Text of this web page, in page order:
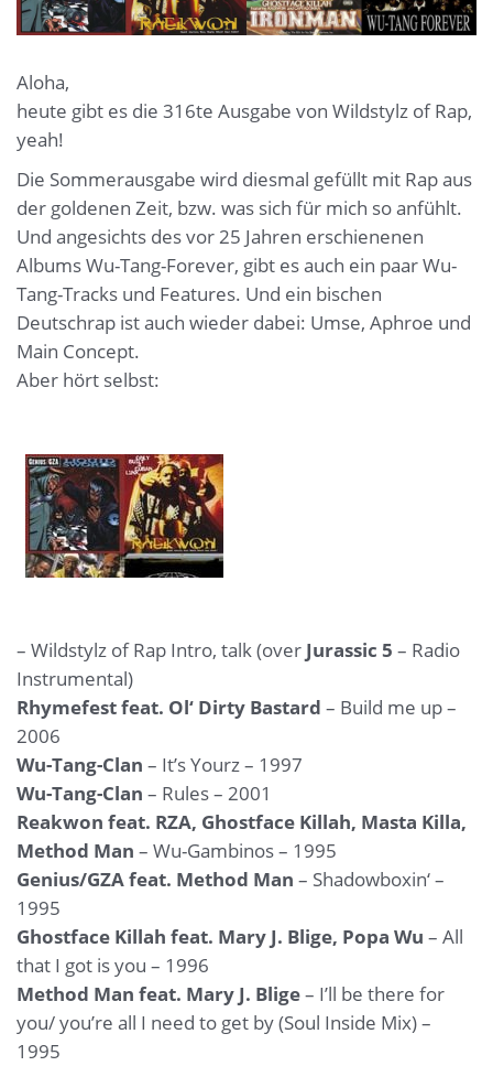
Aloha,
heute gibt es die 316te Ausgabe von Wildstylz of Rap,
yeah!
Die Sommerausgabe wird diesmal gefüllt mit Rap aus
der goldenen Zeit, bzw. was sich für mich so anfühlt.
Und angesichts des vor 25 Jahren erschienenen
Albums Wu-Tang-Forever, gibt es auch ein paar Wu-
Tang-Tracks und Features. Und ein bischen
Deutschrap ist auch wieder dabei: Umse, Aphroe und
Main Concept.
Aber hört selbst:
– Wildstylz of Rap Intro, talk (over Jurassic 5 – Radio
Instrumental)
Rhymefest feat. Ol‘ Dirty Bastard – Build me up –
2006
Wu-Tang-Clan – It’s Yourz – 1997
Wu-Tang-Clan – Rules – 2001
Reakwon feat. RZA, Ghostface Killah, Masta Killa,
Method Man – Wu-Gambinos – 1995
Genius/GZA feat. Method Man – Shadowboxin‘ –
1995
Ghostface Killah feat. Mary J. Blige, Popa Wu – All
that I got is you – 1996
Method Man feat. Mary J. Blige– I’ll be there for
you/ you’re all I need to get by (Soul Inside Mix) –
1995